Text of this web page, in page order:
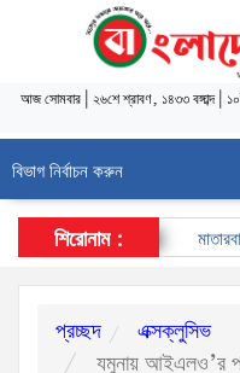
আজসোমবার ২৬শে শ্রাবণ, ১৪৩৩ বঙ্গাব্দ|
বিভাগ নির্বাচন করুন
শিরোনাম :
প্রচ্ছদ
এক্সক্লুসিভ
যমুনায় আইএলও’র